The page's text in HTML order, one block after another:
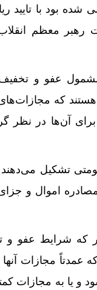
شده بود با تایید
رهبر معظم
گفت: از مجموع هزار و ۷۰۵ نفر که مشمول
هستند که
آن‌ها در نظر
حکومتی تشکیل
اموال و
والمسلمین مظفری گفت: از مجموع هزار و ۷۰۵ نفر که
که عمدتاً مجازات
و یا به مجازات